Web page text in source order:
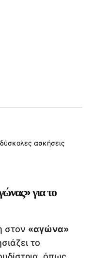
για το
στον «αγώνα»
το